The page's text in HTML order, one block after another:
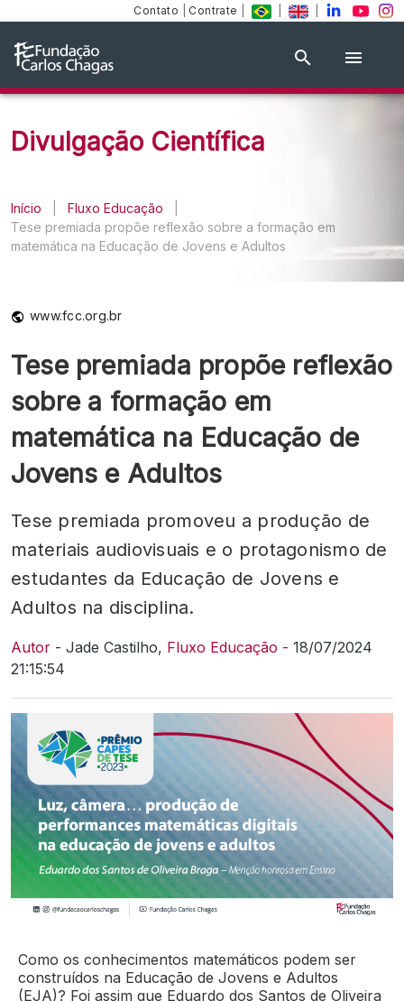
Contato Contrate
Divulgação Científica
Início Fluxo Educação
Tese premiada propõe reflexão sobre a formação em
matemática na Educação de Jovens e Adultos
www.fcc.org.br
Tese premiada propõe reflexão
sobre a formação em
matemática na Educação de
Jovens e Adultos
Tese premiada promoveu a produção de
materiais audiovisuais e o protagonismo de
estudantes da Educação de Jovens e
Adultos na disciplina.
Autor - Jade Castilho, Fluxo Educação - 18/07/2024
21:15:54
Como os conhecimentos matemáticos podem ser
construídos na Educação de Jovens e Adultos
(EJA)? Foi assim que Eduardo dos Santos de Oliveira